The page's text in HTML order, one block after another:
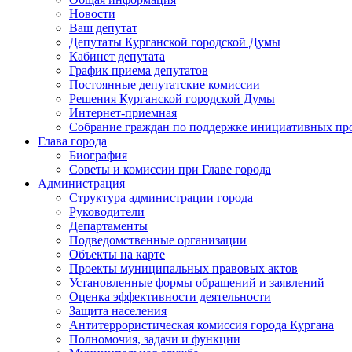
Новости
Ваш депутат
Депутаты Курганской городской Думы
Кабинет депутата
График приема депутатов
Постоянные депутатские комиссии
Решения Курганской городской Думы
Интернет-приемная
Собрание граждан по поддержке инициативных
Глава города
Биография
Советы и комиссии при Главе города
Администрация
Структура администрации города
Руководители
Департаменты
Подведомственные организации
Объекты на карте
Проекты муниципальных правовых актов
Установленные формы обращений и заявлений
Оценка эффективности деятельности
Защита населения
Антитеррористическая комиссия города Кургана
Полномочия, задачи и функции